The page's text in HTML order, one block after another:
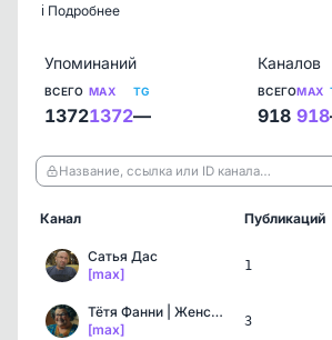
ℹ️ Подробнее
Упоминаний
ВСЕГО
1372
MAX
1372
TG
—
Каналов
ВСЕГО
918
MAX
918
Название, ссылка или ID канала…
Канал Публикаций
Сатья Дас
[max]
1
Тётя Фанни | Женский юмор
[max]
3